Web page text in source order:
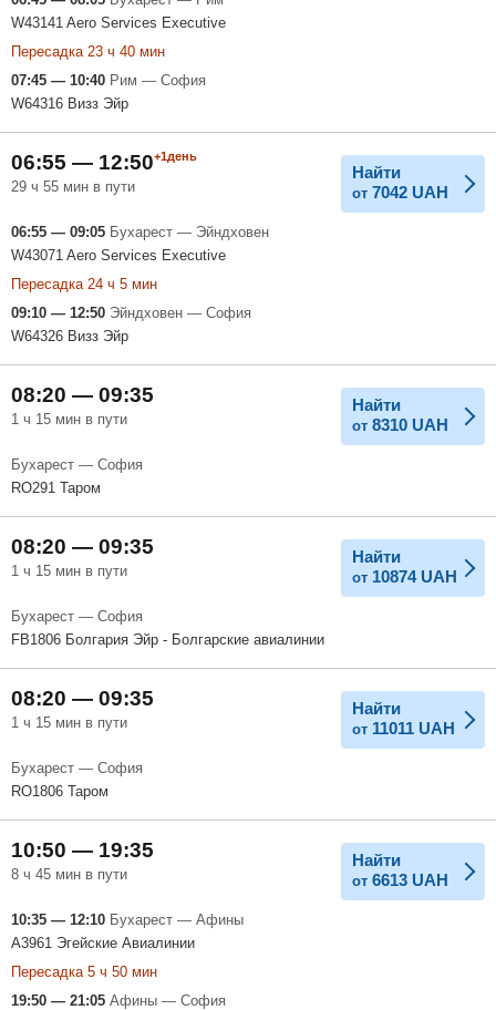
W43141 Aero Services Executive
Пересадка 23 ч 40 мин
07:45 — 10:40 Рим — София
W64316 Визз Эйр
06:55 — 12:50+1день
29 ч 55 мин в пути
Найти
от 7042 UAH
06:55 — 09:05 Бухарест — Эйндховен
W43071 Aero Services Executive
Пересадка 24 ч 5 мин
09:10 — 12:50 Эйндховен — София
W64326 Визз Эйр
08:20 — 09:35
1 ч 15 мин в пути
Найти
от 8310 UAH
Бухарест — София
RO291 Таром
08:20 — 09:35
1 ч 15 мин в пути
Найти
от 10874 UAH
Бухарест — София
FB1806 Болгария Эйр - Болгарские авиалинии
08:20 — 09:35
1 ч 15 мин в пути
Найти
от 11011 UAH
Бухарест — София
RO1806 Таром
10:50 — 19:35
8 ч 45 мин в пути
Найти
от 6613 UAH
10:35 — 12:10 Бухарест — Афины
A3961 Эгейские Авиалинии
Пересадка 5 ч 50 мин
19:50 — 21:05 Афины — София